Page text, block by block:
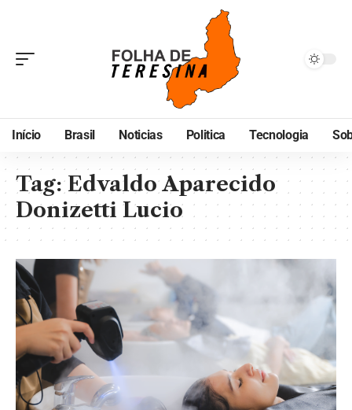
Início Brasil Noticias Politica Tecnologia
Tag:Edvaldo Aparecido
Donizetti Lucio